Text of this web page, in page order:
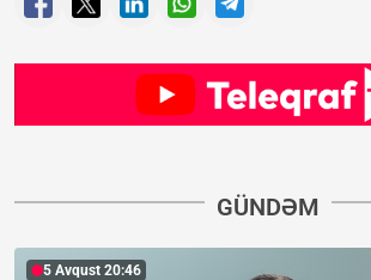
GÜNDƏM
5 Avqust 20:46